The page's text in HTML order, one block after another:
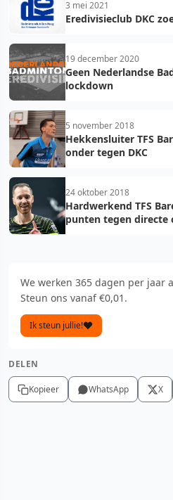
3 mei 2021
Eredivisieclub DKC
19 december 2020
Geen Nederlandse
lockdown
5 november 2018
Hekkensluiter TFS
onder tegen DKC
24 oktober 2018
Hardwerkend TFS
punten tegen directe
We werken 365 dagen per jaar
Steun ons vanaf €0,01.
Ik steun jullie!
DELEN
Kopieer WhatsApp X